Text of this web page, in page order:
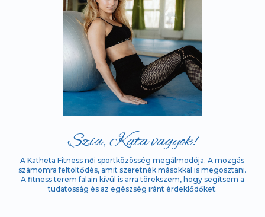
Szia, Kata vagyok!
A Katheta Fitness női sportközösség megálmodója. A mozgás
számomra feltöltődés, amit szeretnék másokkal is megosztani.
A fitness terem falain kívül is arra törekszem, hogy segítsem a
tudatosság és az egészség iránt érdeklődőket.